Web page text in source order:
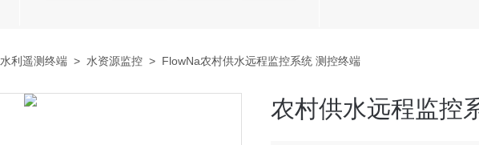
水利遥测终端 > 水资源监控 > FlowNa农村供水远程监控系统 测控终端
农村供水远程监控